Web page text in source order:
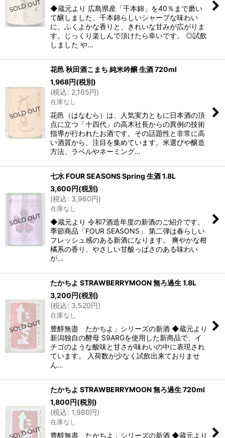
◆蔵元より 広島県産「千本錦」を40％まで磨い
て醸しました。千本錦らしいシャープな味わい
に、ふくよかな香りと、きれいな甘みが広がりま
す。じっくり楽しんで頂けたら幸いです。 ◎試飲
しました や…
花邑 秋田酒こまち 純米吟醸 生酒 720ml
1,968円(税別)
(税込: 2,165円)
在庫なし
花邑（はなむら）は、人気実力ともに日本酒の頂
点に立つ「十四代」の高木社長からの異例の技術
指導が行われたお酒です。その話題性と非常に高
い酒質から、注目を集めています。米選びや醸造
方法、ラベルやネーミング…
七水 FOUR SEASONS Spring 生酒 1.8L
3,600円(税別)
(税込: 3,960円)
在庫なし
◆蔵元より 令和7酒造年度の新酒のご紹介です。
季節商品「FOUR SEASONS」 第二弾は春らしい
フレッシュ感のある新酒になります。 爽やかな柑
橘系の香り、やさしい甘酸っぱさのある味わい
が…
たかちよ STRAWBERRYMOON 無ろ過生 1.8L
3,200円(税別)
(税込: 3,520円)
在庫なし
豊醇無盡 たかちよ」シリーズの新酒 ◆蔵元より
新潟独自の酵母 S9ARGを使用した新商品で、イ
チゴのような酸味と甘さが味わいの中に表現され
ています。 入荷数が少なく試飲出来ておりませ
ん…
たかちよ STRAWBERRYMOON 無ろ過生 720ml
1,800円(税別)
(税込: 1,980円)
在庫なし
豊醇無盡 たかちよ」シリーズの新酒 ◆蔵元より